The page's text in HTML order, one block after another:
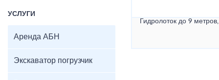
УСЛУГИ
Аренда АБН
Экскаватор погрузчик
Гидролоток до 9